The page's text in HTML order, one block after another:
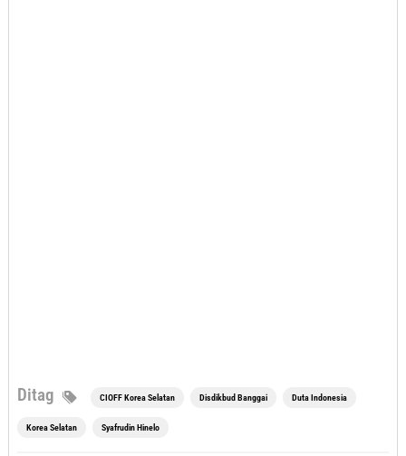
Ditag CIOFF Korea Selatan Disdikbud Banggai Duta Indonesia
Korea Selatan Syafrudin Hinelo